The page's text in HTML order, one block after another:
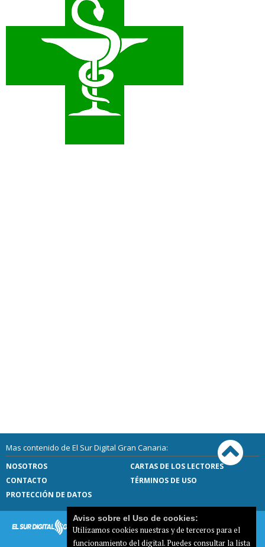
Mas contenido de El Sur Digital Gran Canaria:
NOSOTROS
CARTAS DE LOS LECTORES
CONTACTO
TÉRMINOS DE USO
PROTECCIÓN DE DATOS
Aviso sobre el Uso de cookies:
Utilizamos cookies nuestras y de terceros para el
funcionamiento del digital. Puedes consultar la lista